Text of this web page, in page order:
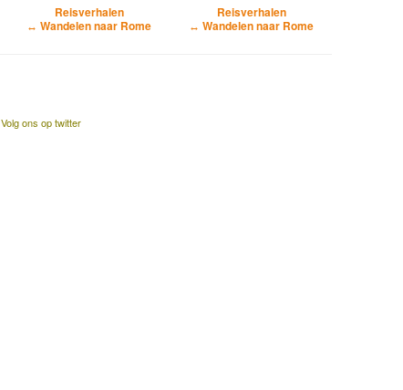
Reisverhalen
↔ Wandelen naar Rome
Reisverhalen
↔ Wandelen naar Rome
Volg ons op twitter